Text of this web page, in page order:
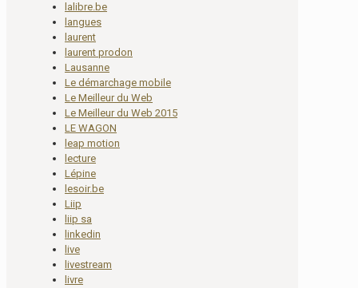
lalibre.be
langues
laurent
laurent prodon
Lausanne
Le démarchage mobile
Le Meilleur du Web
Le Meilleur du Web 2015
LE WAGON
leap motion
lecture
Lépine
lesoir.be
Liip
liip sa
linkedin
live
livestream
livre